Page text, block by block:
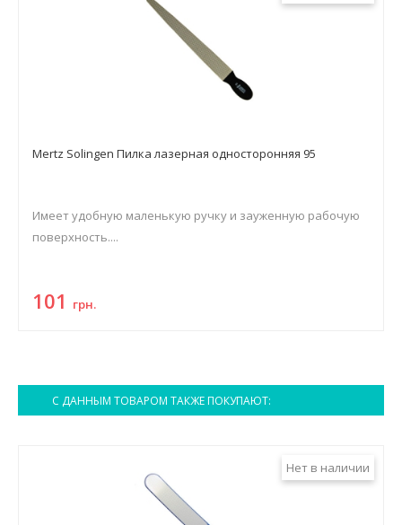
Mertz Solingen Пилка лазерная односторонняя 95
Имеет удобную маленькую ручку и зауженную рабочую
поверхность....
101 грн.
С ДАННЫМ ТОВАРОМ ТАКЖЕ ПОКУПАЮТ:
Нет в наличии